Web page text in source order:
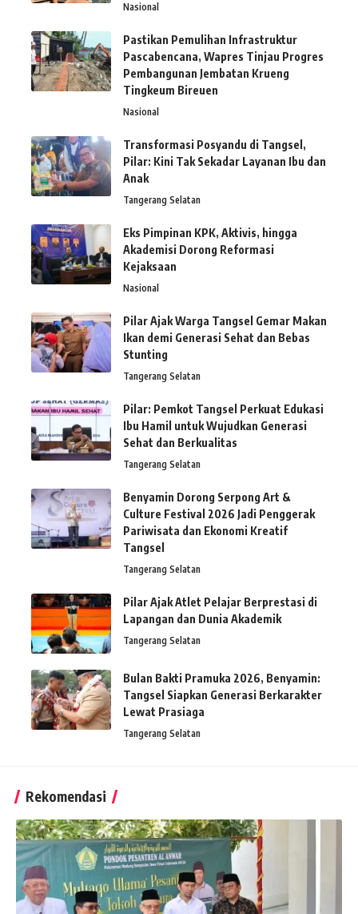
Nasional
Pastikan Pemulihan Infrastruktur
Pascabencana, Wapres Tinjau Progres
Pembangunan Jembatan Krueng
Tingkeum Bireuen
Nasional
Transformasi Posyandu di Tangsel,
Pilar: Kini Tak Sekadar Layanan Ibu dan
Anak
Tangerang Selatan
Eks Pimpinan KPK, Aktivis, hingga
Akademisi Dorong Reformasi
Kejaksaan
Nasional
Pilar Ajak Warga Tangsel Gemar Makan
Ikan demi Generasi Sehat dan Bebas
Stunting
Tangerang Selatan
Pilar: Pemkot Tangsel Perkuat Edukasi
Ibu Hamil untuk Wujudkan Generasi
Sehat dan Berkualitas
Tangerang Selatan
Benyamin Dorong Serpong Art &
Culture Festival 2026 Jadi Penggerak
Pariwisata dan Ekonomi Kreatif
Tangsel
Tangerang Selatan
Pilar Ajak Atlet Pelajar Berprestasi di
Lapangan dan Dunia Akademik
Tangerang Selatan
Bulan Bakti Pramuka 2026, Benyamin:
Tangsel Siapkan Generasi Berkarakter
Lewat Prasiaga
Tangerang Selatan
Rekomendasi